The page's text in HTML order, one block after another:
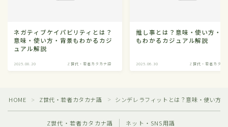
ネガティブケイパビリティとは？
意味・使い方・背景もわかるカジ
ュアル解説
2025.08.20 Z世代・若者カタカナ語
推し事とは？意味・使い方・
もわかるカジュアル解説
2025.06.30 Z世代・若者カタカ
HOME ＞ Z世代・若者カタカナ語 ＞ シンデレラフィットとは？意味・使い方
Z世代・若者カタカナ語 ネット・SNS用語